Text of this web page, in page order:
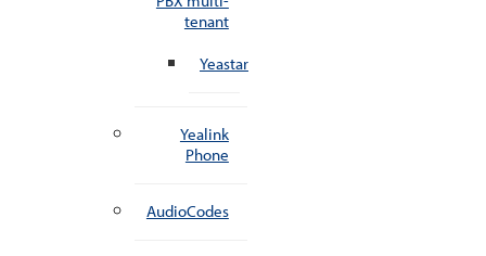
tenant
Yeastar
Yealink
Phone
AudioCodes